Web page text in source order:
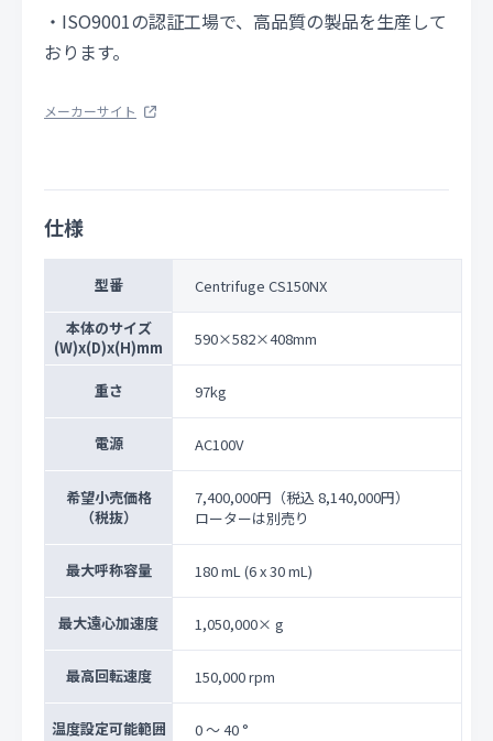
・ISO9001の認証工場で、高品質の製品を生産して
おります。
メーカーサイト
仕様
型番
Centrifuge CS150NX
本体のサイズ
(W)x(D)x(H)mm
590×582×408mm
重さ 97kg
電源 AC100V
希望小売価格
（税抜）
7,400,000円 （税込 8,140,000円）
ローターは別売り
最大呼称容量 180 mL (6 x 30 mL)
最大遠心加速度 1,050,000× g
最高回転速度 150,000 rpm
温度設定可能範囲
0 ～ 40 °